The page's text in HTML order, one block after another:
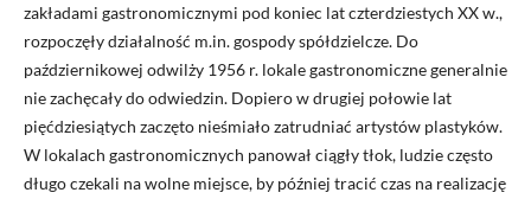
zakładami gastronomicznymi pod koniec lat czterdziestych XX w.,
rozpoczęły działalność m.in. gospody spółdzielcze. Do
październikowej odwilży 1956 r. lokale gastronomiczne generalnie
nie zachęcały do odwiedzin. Dopiero w drugiej połowie lat
pięćdziesiątych zaczęto nieśmiało zatrudniać artystów plastyków.
W lokalach gastronomicznych panował ciągły tłok, ludzie często
długo czekali na wolne miejsce, by później tracić czas na realizację